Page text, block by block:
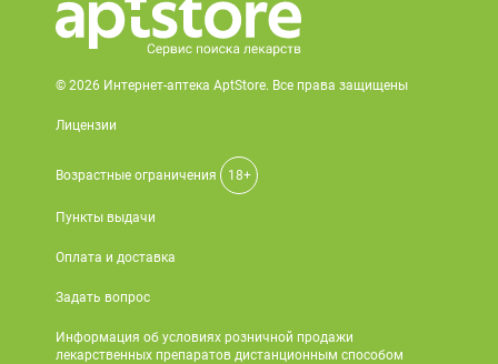
© 2026 Интернет-аптека AptStore. Все права защищены
Лицензии
Возрастные ограничения 18+
Пункты выдачи
Оплата и доставка
Задать вопрос
Информация об условиях розничной продажи
лекарственных препаратов дистанционным способом